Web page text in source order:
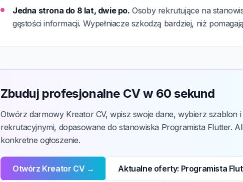
Jedna strona do 8 lat, dwie po. Osoby rekrutujące na
gęstości informacji. Wypełniacze szkodzą bardziej, niż
Zbuduj profesjonalne CV w 60 sekund
Otwórz darmowy Kreator CV, wpisz swoje dane, wybierz szablon
rekrutacyjnymi, dopasowane do stanowiska Programista Flutter.
konkretne ogłoszenie.
Otwórz Kreator CV → Aktualne oferty: Programista